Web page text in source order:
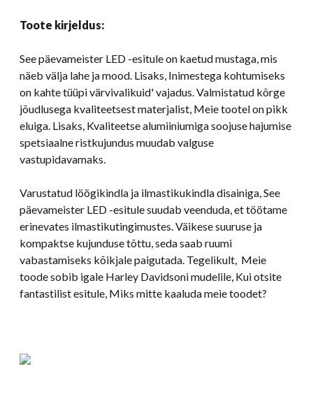
Toote kirjeldus:
See päevameister LED -esitule on kaetud mustaga, mis
näeb välja lahe ja mood. Lisaks, Inimestega kohtumiseks
on kahte tüüpi värvivalikuid' vajadus. Valmistatud kõrge
jõudlusega kvaliteetsest materjalist, Meie tootel on pikk
eluiga. Lisaks, Kvaliteetse alumiiniumiga soojuse hajumise
spetsiaalne ristkujundus muudab valguse
vastupidavamaks.
Varustatud löögikindla ja ilmastikukindla disainiga, See
päevameister LED -esitule suudab veenduda, et töötame
erinevates ilmastikutingimustes. Väikese suuruse ja
kompaktse kujunduse tõttu, seda saab ruumi
vabastamiseks kõikjale paigutada. Tegelikult, Meie
toode sobib igale Harley Davidsoni mudelile, Kui otsite
fantastilist esitule, Miks mitte kaaluda meie toodet?